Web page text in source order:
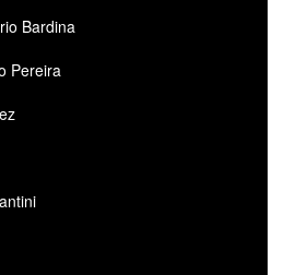
Bardina
Pereira